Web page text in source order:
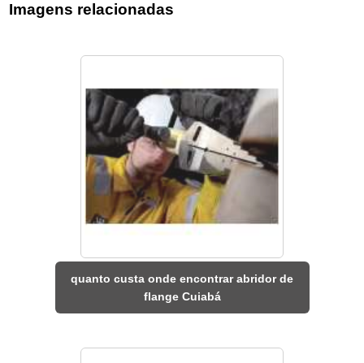
Imagens relacionadas
quanto custa onde encontrar abridor de
flange Cuiabá